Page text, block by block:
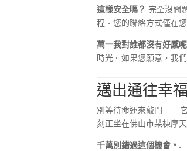
這樣安全嗎？ 完全沒問
程。您的聯絡方式僅在
萬一我對誰都沒有好感
時光。如果您願意，我
邁出通往幸
別等待命運來敲門——它
刻正坐在佛山市某棟摩
千萬別錯過這個機會。.